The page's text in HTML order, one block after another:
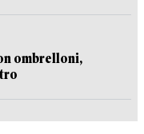
ombrelloni,